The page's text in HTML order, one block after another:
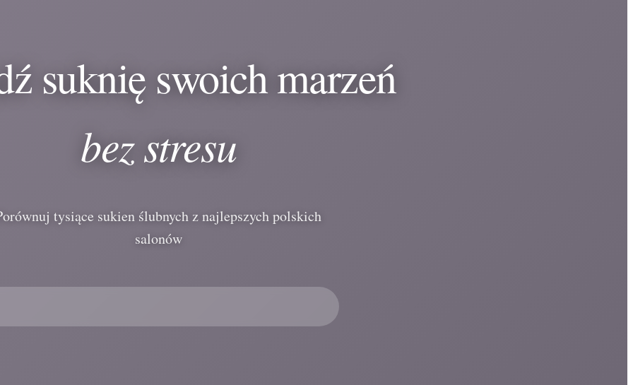
suknię swoich marzeń
bez stresu
tysiące sukien ślubnych z najlepszych polskich
salonów